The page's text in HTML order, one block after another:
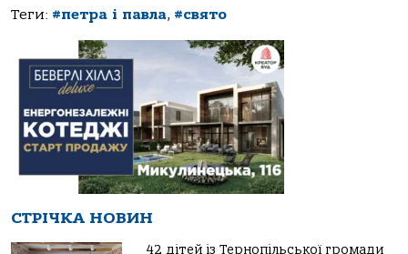
Теги: #петра і павла, #свято
СТРІЧКА НОВИН
42 дітей із Тернопільської громади